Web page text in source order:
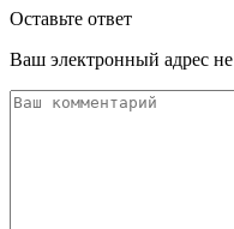
Оставьте ответ
Ваш электронный адрес